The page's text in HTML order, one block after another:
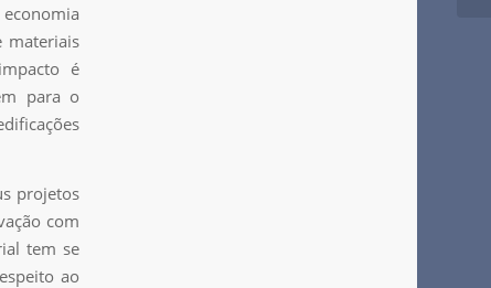
materiais
é
para o
projetos
com
tem se
ao